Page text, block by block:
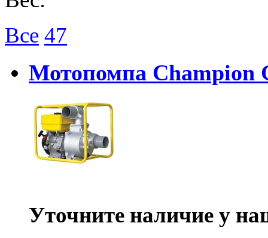
Все 47
Мотопомпа Champion
Уточните наличие у